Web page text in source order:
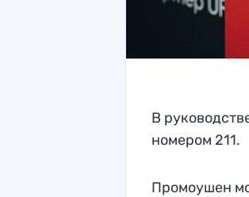
В
номером 211.
Промоушен